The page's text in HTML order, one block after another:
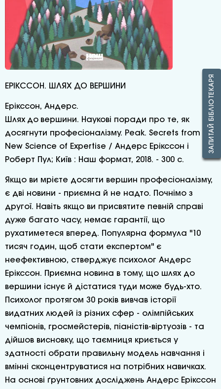
ЕРІКССОН. ШЛЯХ ДО ВЕРШИНИ
Ерікссон, Андерс.
Шлях до вершини. Наукові поради про те, як
досягнути професіоналізму. Peak. Secrets from the
New Science of Expertise / Андерс Ерікссон і
Роберт Пул; Київ : Наш формат, 2018. - 300 с.
Якщо ви мрієте досягти вершин професіоналізму,
є дві новини - приємна й не надто. Почнімо з
другої. Навіть якщо ви присвятите певній справі
дуже багато часу, немає гарантії, що
рухатиметеся вперед. Популярна формула "10
тисяч годин, щоб стати експертом" є
неефективною, стверджує психолог Андерс
Ерікссон. Приємна новина в тому, що шлях до
вершини існує й дістатися туди може будь-хто.
Психолог протягом 30 років вивчав історії
видатних людей із різних сфер - олімпійських
чемпіонів, гросмейстерів, піаністів-віртуозів - та
дійшов висновку, що таємниця криється у
здатності обрати правильну модель навчання і
вмінні сконцентруватися на потрібних навичках.
На основі ґрунтовних досліджень Андерс Ерікссон
ЗАПИТАЙ БІБЛІОТЕКАРЯ